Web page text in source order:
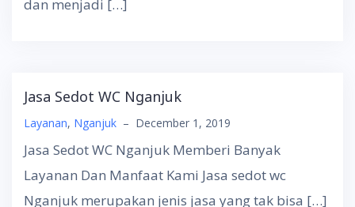
dan menjadi […]
Jasa Sedot WC Nganjuk
Layanan, Nganjuk – December 1, 2019
Jasa Sedot WC Nganjuk Memberi Banyak
Layanan Dan Manfaat Kami Jasa sedot wc
Nganjuk merupakan jenis jasa yang tak bisa […]